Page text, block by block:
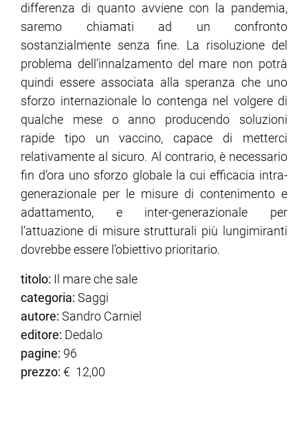
differenza di quanto avviene con la pandemia,
saremo chiamati ad un confronto
sostanzialmente senza fine. La risoluzione del
problema dell’innalzamento del mare non potrà
quindi essere associata alla speranza che uno
sforzo internazionale lo contenga nel volgere di
qualche mese o anno producendo soluzioni
rapide tipo un vaccino, capace di metterci
relativamente al sicuro. Al contrario, è necessario
fin d’ora uno sforzo globale la cui efficacia intra-
generazionale per le misure di contenimento e
adattamento, e inter-generazionale per
l’attuazione di misure strutturali più lungimiranti
dovrebbe essere l’obiettivo prioritario.
titolo: Il mare che sale
categoria: Saggi
autore: Sandro Carniel
editore: Dedalo
pagine: 96
prezzo: € 12,00